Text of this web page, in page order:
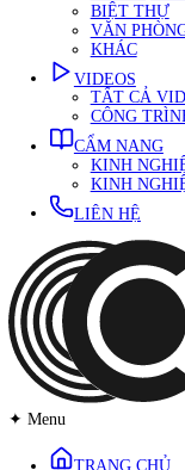
CÔNG
TẤT CẢ
CĂN HỘ
BIỆT
KHÁC
VIDEOS
TẤT CẢ
CẨM
KINH
KINH
LIÊN HỆ